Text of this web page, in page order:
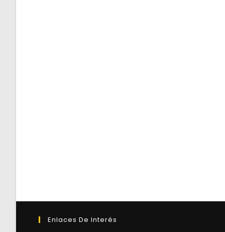
Enlaces De Interés